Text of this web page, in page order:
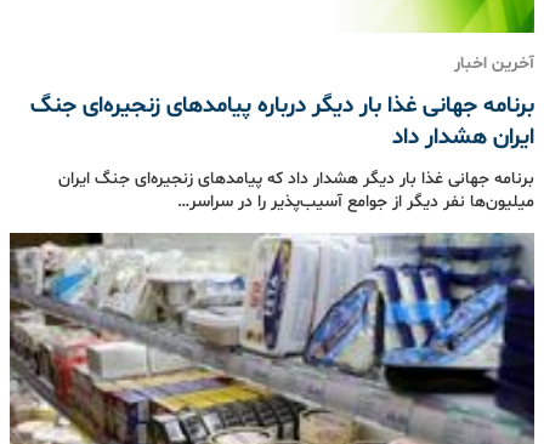
آخرین اخبار
برنامه جهانی غذا بار دیگر درباره پیامدهای زنجیره‌ای جنگ
ایران هشدار داد
برنامه جهانی غذا بار دیگر هشدار داد که پیامدهای زنجیره‌ای جنگ ایران
میلیون‌ها نفر دیگر از جوامع آسیب‌پذیر را در سراسر…